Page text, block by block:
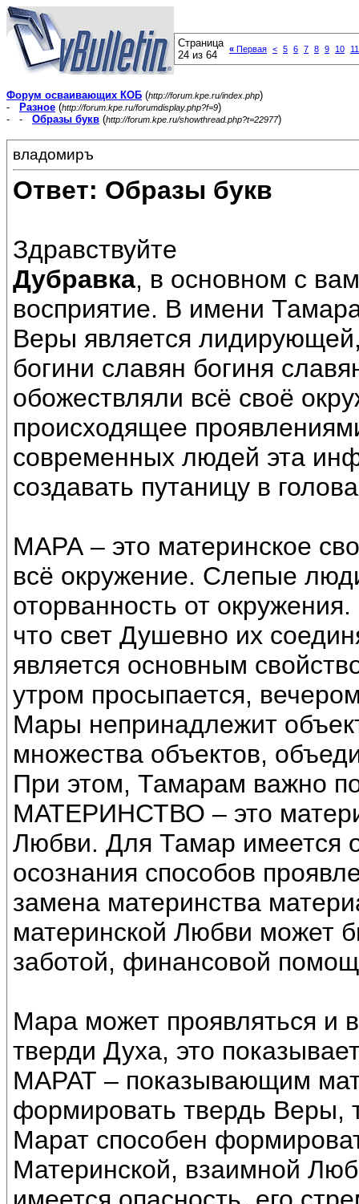
Страница
24 из 64
« Первая < 5 6 7 8 9 10 11
Форум осваивающих КОБ (http://forum.kpe.ru/index.php)
-
Разное (http://forum.kpe.ru/forumdisplay.php?f=9)
- - Образы букв (http://forum.kpe.ru/showthread.php?t=22977)
владомиръ
Ответ: Образы букв
Здравствуйте
Дубравка, в основном с
восприятие. В имени
Веры является
богини славян богиня
обожествляли всё своё
происходящее
современных людей эта
создавать путаницу в
МАРА – это материнское
всё окружение. Слепые
оторванность от
что свет Душевно их
является основным
утром просыпается,
Мары непринадлежит
множества объектов,
При этом, Тамарам важно
МАТЕРИНСТВО – это
Любви. Для Тамар имеется
осознания способов
замена материнства
материнской Любви может
заботой, финансовой
Мара может проявляться и
тверди Духа, это
МАРАТ – показывающим
формировать твердь Веры,
Марат способен
Материнской, взаимной